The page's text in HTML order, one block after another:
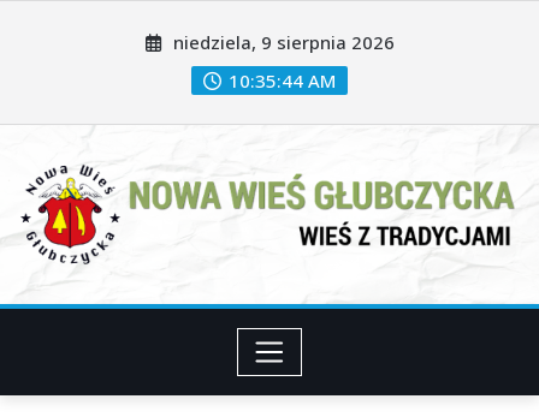
niedziela, 9 sierpnia 2026
10:35:46 AM